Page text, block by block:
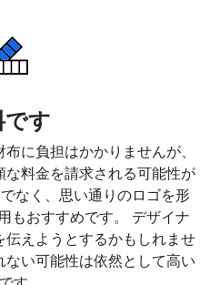
です
に負担はかかりませんが、
料金を請求される可能性が
なく、思い通りのロゴを形
もおすすめです。 デザイナ
えようとするかもしれませ
い可能性は依然として高い